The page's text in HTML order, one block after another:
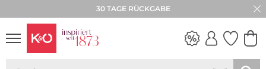
30 TAGE RÜCKGABE